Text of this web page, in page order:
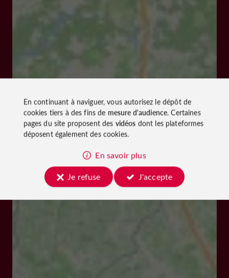
En continuant à naviguer, vous autorisez le dépôt de
cookies tiers à des fins de mesure d'audience. Certaines
pages du site proposent des vidéos dont les plateformes
déposent également des cookies.
En savoir plus
Je refuse
J'accepte